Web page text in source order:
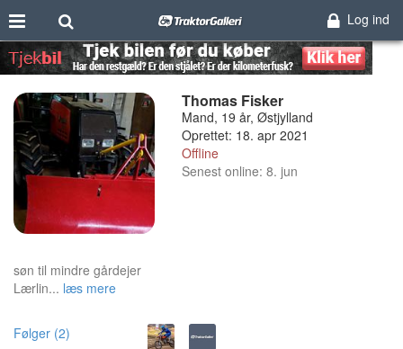
Log ind
Thomas Fisker
Mand, 19 år, Østjylland
Oprettet: 18. apr 2021
Offline
Senest online: 8. jun
søn til mindre gårdejer
Lærlin... læs mere
Følger (2)